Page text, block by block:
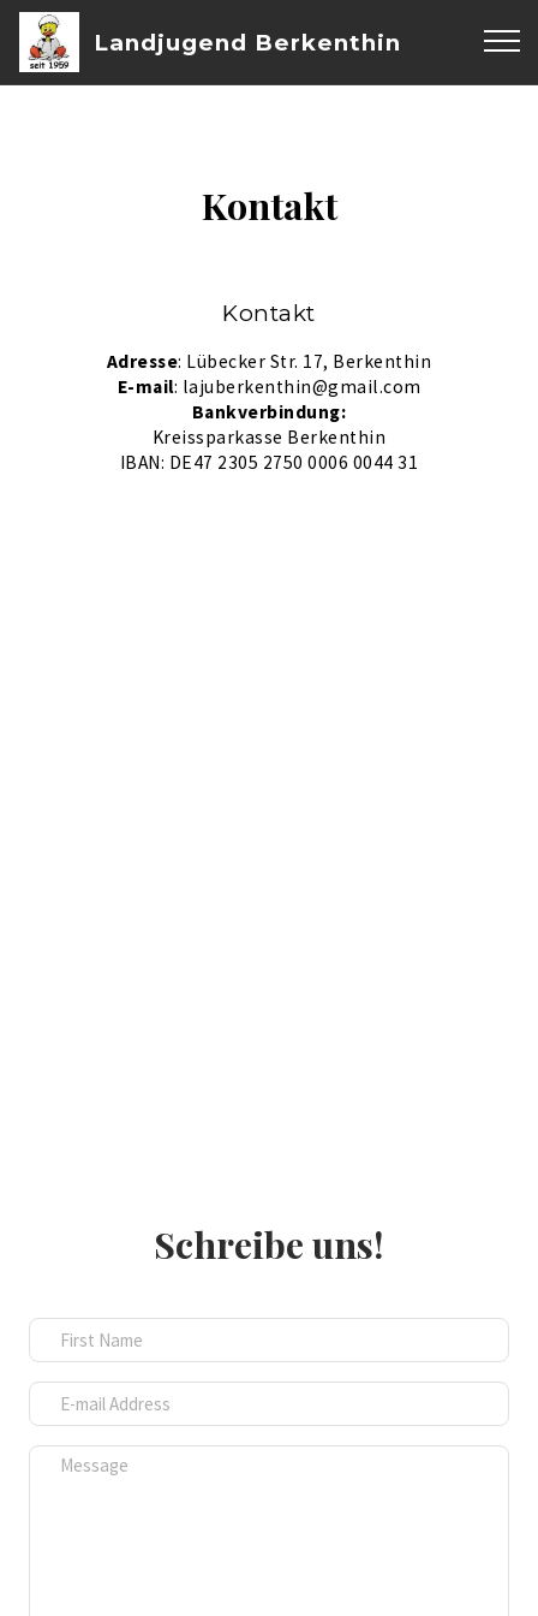
Landjugend Berkenthin
Kontakt
Kontakt
Adresse: Lübecker Str. 17, Berkenthin
E-mail: lajuberkenthin@gmail.com
Bankverbindung:
Kreissparkasse Berkenthin
IBAN: DE47 2305 2750 0006 0044 31
Schreibe uns!